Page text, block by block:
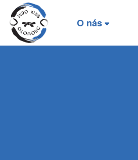
O nás